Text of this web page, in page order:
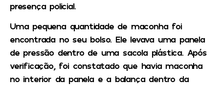
presença policial.
Uma pequena quantidade de maconha foi
encontrada no seu bolso. Ele levava uma panela
de pressão dentro de uma sacola plástica. Após
verificação, foi constatado que havia maconha
no interior da panela e a balança dentro da